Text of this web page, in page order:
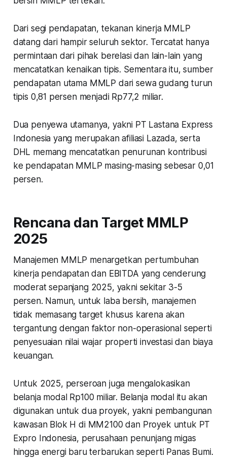
Dari segi pendapatan, tekanan kinerja MMLP
datang dari hampir seluruh sektor. Tercatat hanya
permintaan dari pihak berelasi dan lain-lain yang
mencatatkan kenaikan tipis. Sementara itu, sumber
pendapatan utama MMLP dari sewa gudang turun
tipis 0,81 persen menjadi Rp77,2 miliar.
Dua penyewa utamanya, yakni PT Lastana Express
Indonesia yang merupakan afiliasi Lazada, serta
DHL memang mencatatkan penurunan kontribusi
ke pendapatan MMLP masing-masing sebesar 0,01
persen.
Rencana dan Target MMLP
2025
Manajemen MMLP menargetkan pertumbuhan
kinerja pendapatan dan EBITDA yang cenderung
moderat sepanjang 2025, yakni sekitar 3-5
persen. Namun, untuk laba bersih, manajemen
tidak memasang target khusus karena akan
tergantung dengan faktor non-operasional seperti
penyesuaian nilai wajar properti investasi dan biaya
keuangan.
Untuk 2025, perseroan juga mengalokasikan
belanja modal Rp100 miliar. Belanja modal itu akan
digunakan untuk dua proyek, yakni pembangunan
kawasan Blok H di MM2100 dan Proyek untuk PT
Expro Indonesia, perusahaan penunjang migas
hingga energi baru terbarukan seperti Panas Bumi.